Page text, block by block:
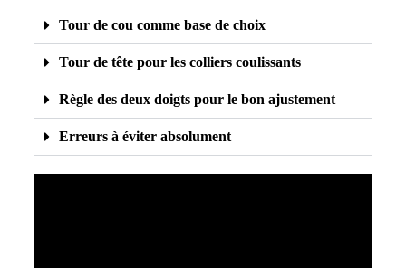
Tour de cou comme base de choix
Tour de tête pour les colliers coulissants
Règle des deux doigts pour le bon ajustement
Erreurs à éviter absolument